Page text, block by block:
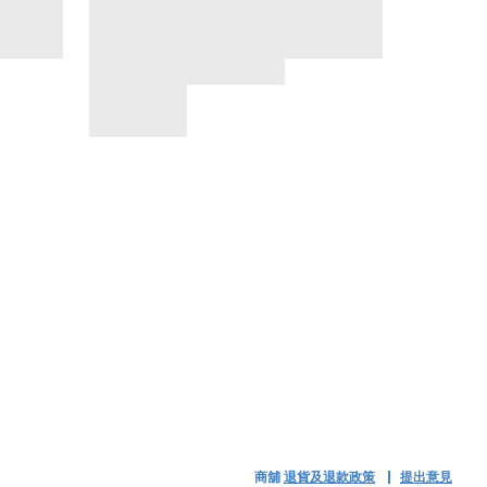
商舖退貨及退款政策 提出意見